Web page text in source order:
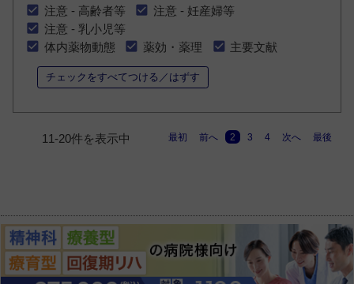
注意 - 高齢者等
注意 - 妊産婦等
注意 - 乳小児等
体内薬物動態
薬効・薬理 主要文献
チェックをすべてつける／はずす
11-20件を表示中 最初 前へ 2 3 4 次へ 最後